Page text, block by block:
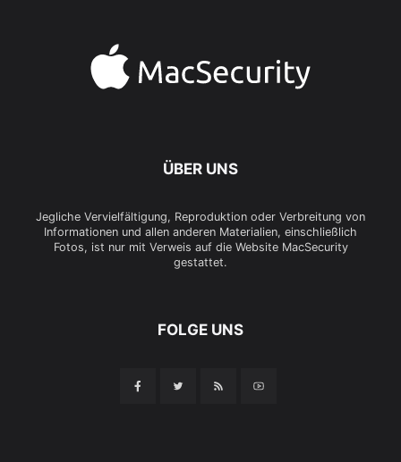
ÜBER UNS
Jegliche Vervielfältigung, Reproduktion oder Verbreitung von
Informationen und allen anderen Materialien, einschließlich
Fotos, ist nur mit Verweis auf die Website MacSecurity
gestattet.
FOLGE UNS